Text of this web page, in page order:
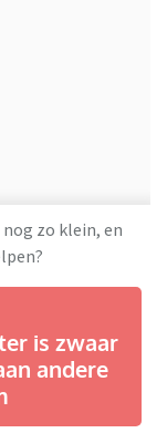
zo klein, en
is zwaar
andere